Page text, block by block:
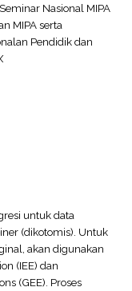
Seminar Nasional MIPA
MIPA serta
Pendidik dan
untuk data
(dikotomis). Untuk
akan digunakan
(IEE) dan
(GEE). Proses